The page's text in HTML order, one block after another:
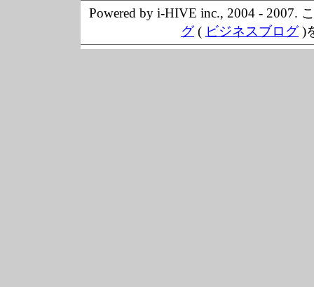
Powered by i-HIVE inc., 2004 - 2007.
グ( ビジネスブログ)